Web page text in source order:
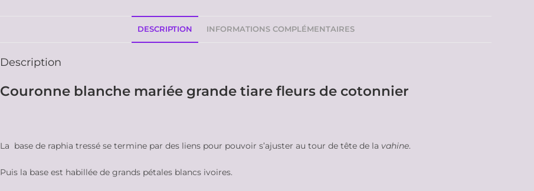
DESCRIPTION INFORMATIONS COMPLÉMENTAIRES
Description
Couronne blanche mariée grande tiare fleurs de cotonnier
La base de raphia tressé se termine par des liens pour pouvoir s’ajuster au tour de tête de la vahine.
Puis la base est habillée de grands pétales blancs ivoires.